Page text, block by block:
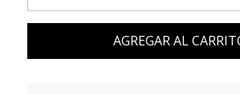
AGREGAR AL